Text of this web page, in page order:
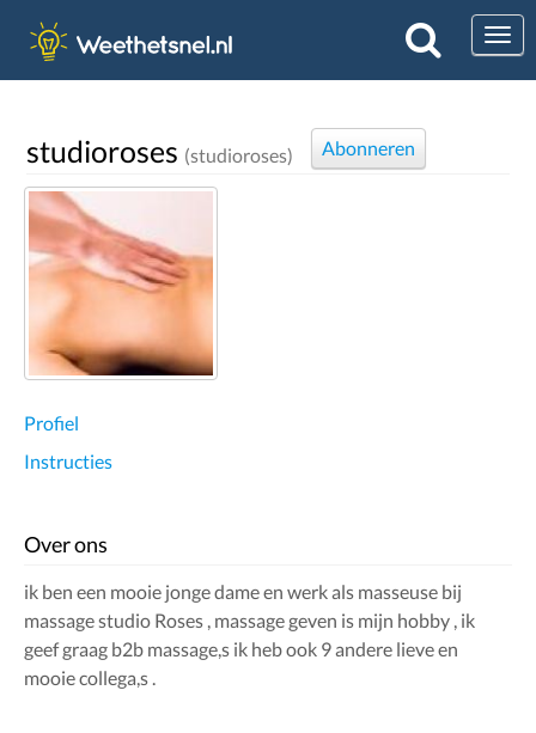
studioroses (studioroses) Abonneren
Profiel
Instructies
Over ons
ik ben een mooie jonge dame en werk als masseuse bij
massage studio Roses , massage geven is mijn hobby , ik
geef graag b2b massage,s ik heb ook 9 andere lieve en
mooie collega,s .